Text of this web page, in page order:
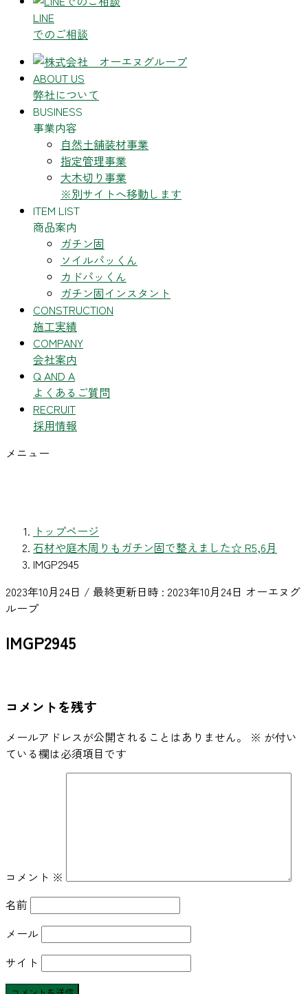
LINE
でのご相談
ABOUT US
弊社について
BUSINESS
事業内容
自然土舗装材事業
指定管理事業
大木切り事業
※別サイトへ移動します
ITEM LIST
商品案内
ガチン固
ソイルパッくん
カドパッくん
ガチン固インスタント
CONSTRUCTION
施工実績
COMPANY
会社案内
Q AND A
よくあるご質問
RECRUIT
採用情報
メニュー
トップページ
石材や庭木周りもガチン固で整えました☆ R5,6月
IMGP2945
2023年10月24日 / 最終更新日時 : 2023年10月24日 オーエヌグ
ループ
IMGP2945
コメントを残す
メールアドレスが公開されることはありません。 ※ が付い
ている欄は必須項目です
コメント ※
名前
メール
サイト